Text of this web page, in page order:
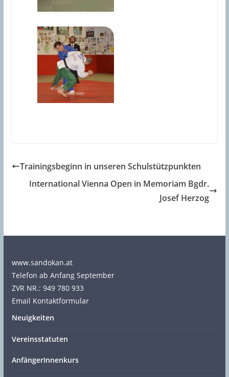
Trainingsbeginn in unseren Schulstützpunkten
International Vienna Open in Memoriam Bgdr.
Josef Herzog
www.sandokan.at
Telefon ab Anfang September
ZVR NR.: 949 780 933
Email Kontaktformular
Neuigkeiten
Vereinsstatuten
AnfängerInnenkurs